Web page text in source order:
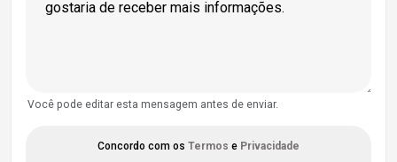
Você pode editar esta mensagem antes de enviar.
Concordo com os Termos e Privacidade